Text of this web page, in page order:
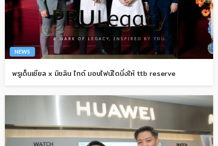
NEWS
พรูเด็นเชียล x มิชลิน ไกด์ มอบไฟน์ไดนิ่งให้ ttb reserve